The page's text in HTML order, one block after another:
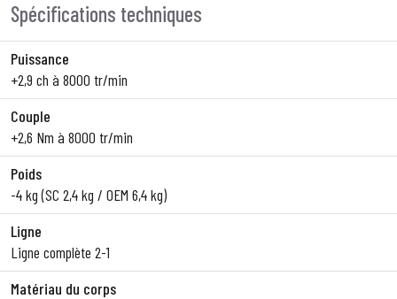
Spécifications techniques
Puissance
+2,9 ch à 8000 tr/min
Couple
+2,6 Nm à 8000 tr/min
Poids
-4 kg (SC 2,4 kg / OEM 6,4 kg)
Ligne
Ligne complète 2-1
Matériau du corps